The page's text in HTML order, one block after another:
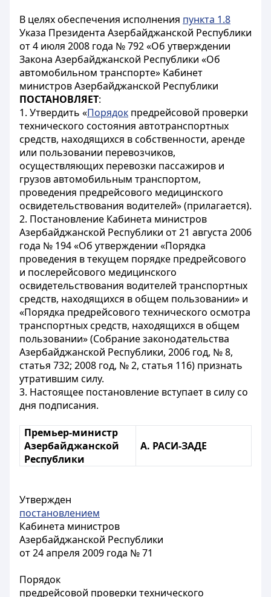
В целях обеспечения исполнения пункта 1.8
Указа Президента Азербайджанской Республики
от 4 июля 2008 года № 792 «Об утверждении
Закона Азербайджанской Республики «Об
автомобильном транспорте» Кабинет
министров Азербайджанской Республики
ПОСТАНОВЛЯЕТ:
1. Утвердить «Порядок предрейсовой проверки
технического состояния автотранспортных
средств, находящихся в собственности, аренде
или пользовании перевозчиков,
осуществляющих перевозки пассажиров и
грузов автомобильным транспортом,
проведения предрейсового медицинского
освидетельствования водителей» (прилагается).
2. Постановление Кабинета министров
Азербайджанской Республики от 21 августа 2006
года № 194 «Об утверждении «Порядка
проведения в текущем порядке предрейсового
и послерейсового медицинского
освидетельствования водителей транспортных
средств, находящихся в общем пользовании» и
«Порядка предрейсового технического осмотра
транспортных средств, находящихся в общем
пользовании» (Собрание законодательства
Азербайджанской Республики, 2006 год, № 8,
статья 732; 2008 год, № 2, статья 116) признать
утратившим силу.
3. Настоящее постановление вступает в силу со
дня подписания.
Премьер-министр
Азербайджанской
Республики
A. РАСИ-ЗАДЕ
Утвержден
постановлением
Кабинета министров
Азербайджанской Республики
от 24 апреля 2009 года № 71
Порядок
предрейсовой проверки технического